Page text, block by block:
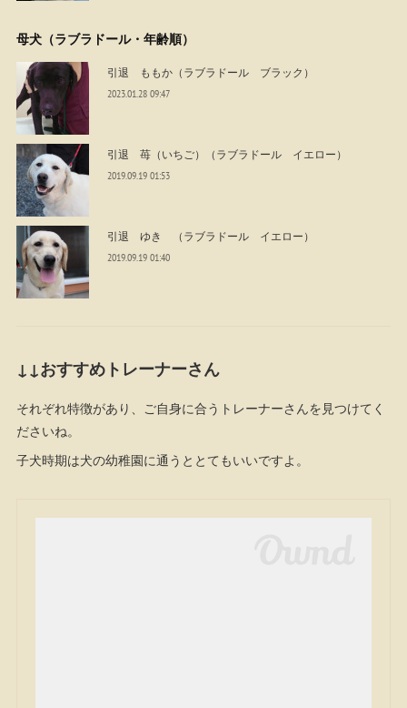
母犬（ラブラドール・年齢順）
引退 ももか（ラブラドール ブラック）
2023.01.28 09:47
引退 苺（いちご）（ラブラドール イエロー）
2019.09.19 01:53
引退 ゆき （ラブラドール イエロー）
2019.09.19 01:40
↓↓おすすめトレーナーさん
それぞれ特徴があり、ご自身に合うトレーナーさんを見つけてく
ださいね。
子犬時期は犬の幼稚園に通うととてもいいですよ。